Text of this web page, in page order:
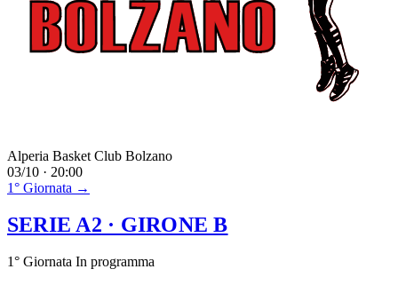
Alperia Basket Club Bolzano
03/10 · 20:00
1° Giornata →
SERIE A2 · GIRONE B
1° Giornata In programma